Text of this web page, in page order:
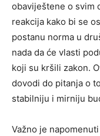
obaviještene o svim
reakcija kako bi se
postanu norma u
nada da će vlasti
koji su kršili zakon.
dovodi do pitanja o
stabilniju i mirniju
Važno je